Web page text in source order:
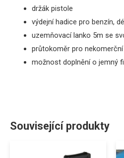
držák pistole
výdejní hadice pro benzín,
uzemňovací lanko 5m se
průtokoměr pro nekomerční
možnost doplnění o jemný
Související produkty